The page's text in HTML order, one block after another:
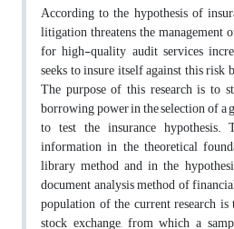
According to the hypothesis of
litigation threatens the management
for high-quality audit services
seeks to insure itself against this risk
The purpose of this research is to
borrowing power in the selection of
to test the insurance hypothesis.
information in the theoretical
library method and in the
document analysis method of
population of the current research
stock exchange, from which a